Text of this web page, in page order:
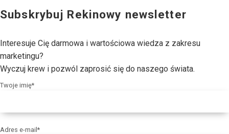
Subskrybuj Rekinowy newsletter
Interesuje Cię darmowa i wartościowa wiedza z zakresu
marketingu?
Wyczuj krew i pozwól zaprosić się do naszego świata.
Twoje imię*
Adres e-mail*